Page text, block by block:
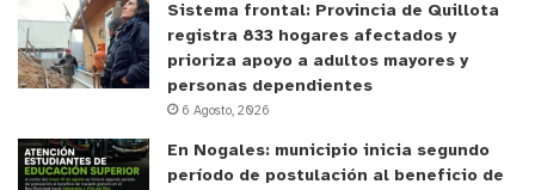
Sistema frontal: Provincia de Quillota
registra 833 hogares afectados y
prioriza apoyo a adultos mayores y
personas dependientes
6 Agosto, 2026
En Nogales: municipio inicia segundo
período de postulación al beneficio de